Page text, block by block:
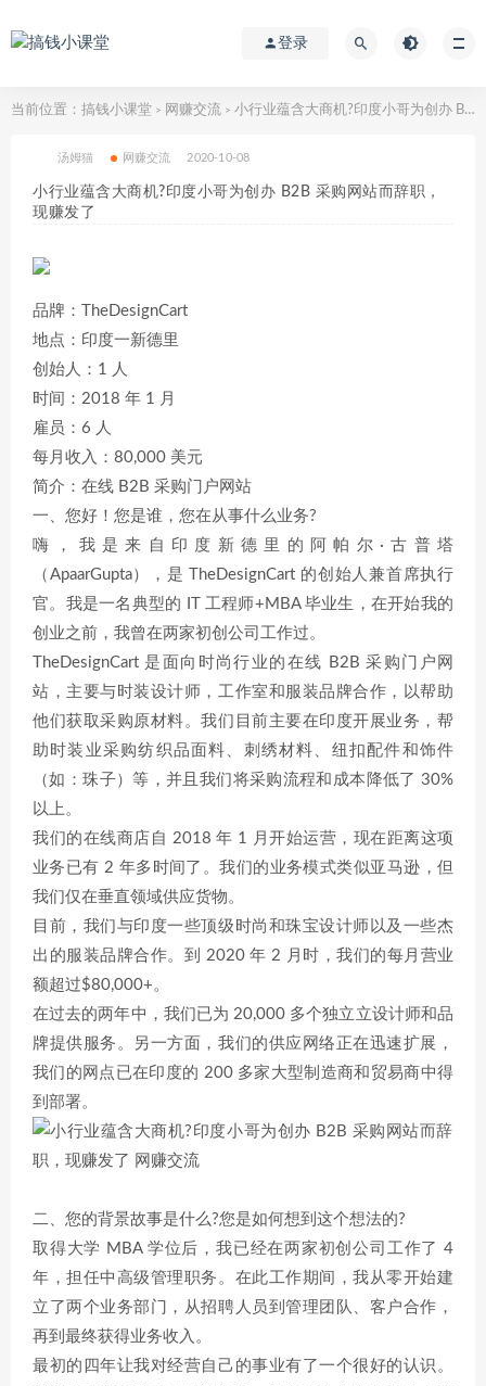
登录
当前位置： 搞钱小课堂 > 网赚交流 > 小行业蕴含大商机?印度小哥为创办 B2B 采购网站而辞职，现赚发了
汤姆猫 网赚交流 2020-10-08
小行业蕴含大商机?印度小哥为创办 B2B 采购网站而辞职，
现赚发了
品牌：TheDesignCart
地点：印度一新德里
创始人：1 人
时间：2018 年 1 月
雇员：6 人
每月收入：80,000 美元
简介：在线 B2B 采购门户网站
一、您好！您是谁，您在从事什么业务?
嗨，我是来自印度新德里的阿帕尔·古普塔
（ApaarGupta），是 TheDesignCart 的创始人兼首席执行
官。我是一名典型的 IT 工程师+MBA 毕业生，在开始我的
创业之前，我曾在两家初创公司工作过。
TheDesignCart 是面向时尚行业的在线 B2B 采购门户网
站，主要与时装设计师，工作室和服装品牌合作，以帮助
他们获取采购原材料。我们目前主要在印度开展业务，帮
助时装业采购纺织品面料、刺绣材料、纽扣配件和饰件
（如：珠子）等，并且我们将采购流程和成本降低了 30%
以上。
我们的在线商店自 2018 年 1 月开始运营，现在距离这项
业务已有 2 年多时间了。我们的业务模式类似亚马逊，但
我们仅在垂直领域供应货物。
目前，我们与印度一些顶级时尚和珠宝设计师以及一些杰
出的服装品牌合作。到 2020 年 2 月时，我们的每月营业
额超过$80,000+。
在过去的两年中，我们已为 20,000 多个独立立设计师和品
牌提供服务。另一方面，我们的供应网络正在迅速扩展，
我们的网点已在印度的 200 多家大型制造商和贸易商中得
到部署。
二、您的背景故事是什么?您是如何想到这个想法的?
取得大学 MBA 学位后，我已经在两家初创公司工作了 4
年，担任中高级管理职务。在此工作期间，我从零开始建
立了两个业务部门，从招聘人员到管理团队、客户合作，
再到最终获得业务收入。
最初的四年让我对经营自己的事业有了一个很好的认识。